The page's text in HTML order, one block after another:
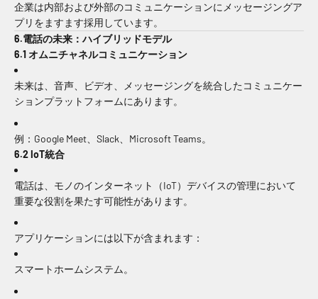
企業は内部および外部のコミュニケーションにメッセージングア
プリをますます採用しています。
6.電話の未来：ハイブリッドモデル
6.1 オムニチャネルコミュニケーション
未来は、音声、ビデオ、メッセージングを統合したコミュニケー
ションプラットフォームにあります。
例：Google Meet、Slack、Microsoft Teams。
6.2 IoT統合
電話は、モノのインターネット（IoT）デバイスの管理において
重要な役割を果たす可能性があります。
アプリケーションには以下が含まれます：
スマートホームシステム。